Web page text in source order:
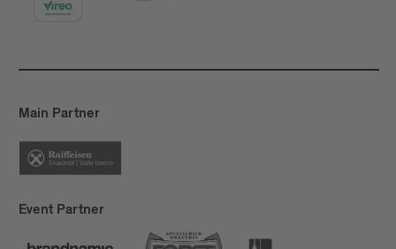
Main Partner
Event Partner